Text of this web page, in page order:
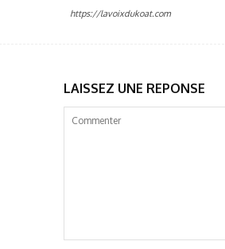
https://lavoixdukoat.com
LAISSEZ UNE REPONSE